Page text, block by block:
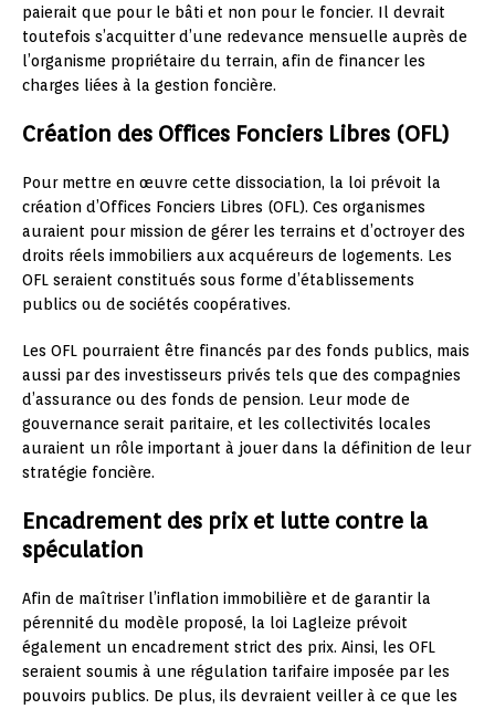
paierait que pour le bâti et non pour le foncier. Il devrait
toutefois s’acquitter d’une redevance mensuelle auprès de
l’organisme propriétaire du terrain, afin de financer les
charges liées à la gestion foncière.
Création des Offices Fonciers Libres (OFL)
Pour mettre en œuvre cette dissociation, la loi prévoit la
création d’Offices Fonciers Libres (OFL). Ces organismes
auraient pour mission de gérer les terrains et d’octroyer des
droits réels immobiliers aux acquéreurs de logements. Les
OFL seraient constitués sous forme d’établissements
publics ou de sociétés coopératives.
Les OFL pourraient être financés par des fonds publics, mais
aussi par des investisseurs privés tels que des compagnies
d’assurance ou des fonds de pension. Leur mode de
gouvernance serait paritaire, et les collectivités locales
auraient un rôle important à jouer dans la définition de leur
stratégie foncière.
Encadrement des prix et lutte contre la
spéculation
Afin de maîtriser l’inflation immobilière et de garantir la
pérennité du modèle proposé, la loi Lagleize prévoit
également un encadrement strict des prix. Ainsi, les OFL
seraient soumis à une régulation tarifaire imposée par les
pouvoirs publics. De plus, ils devraient veiller à ce que les